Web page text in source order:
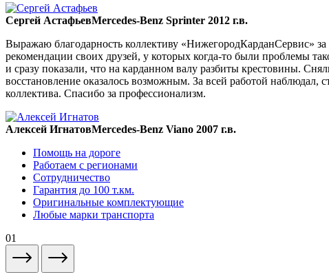
Сергей АстафьевMercedes-Benz Sprinter 2012 г.в.
Выражаю благодарность коллективу «НижегородКарданСервис»
рекомендации своих друзей, у которых когда-то были проблемы
и сразу показали, что на карданном валу разбиты крестовины.
восстановление оказалось возможным. За всей работой наблюдал,
коллектива. Спасибо за профессионализм.
Алексей ИгнатовMercedes-Benz Viano 2007 г.в.
Помощь на дороге
Работаем с регионами
Сотрудничество
Гарантия до 100 т.км.
Оригинальные комплектующие
Любые марки транспорта
01